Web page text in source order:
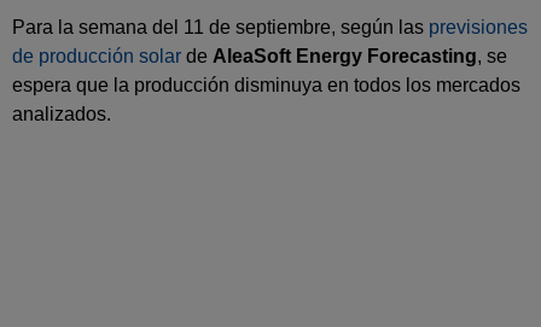
Para la semana del 11 de septiembre, según las previsiones
de producción solar de AleaSoft Energy Forecasting, se
espera que la producción disminuya en todos los mercados
analizados.